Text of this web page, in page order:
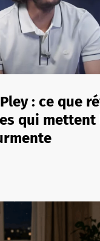
: ce que
qui mettent